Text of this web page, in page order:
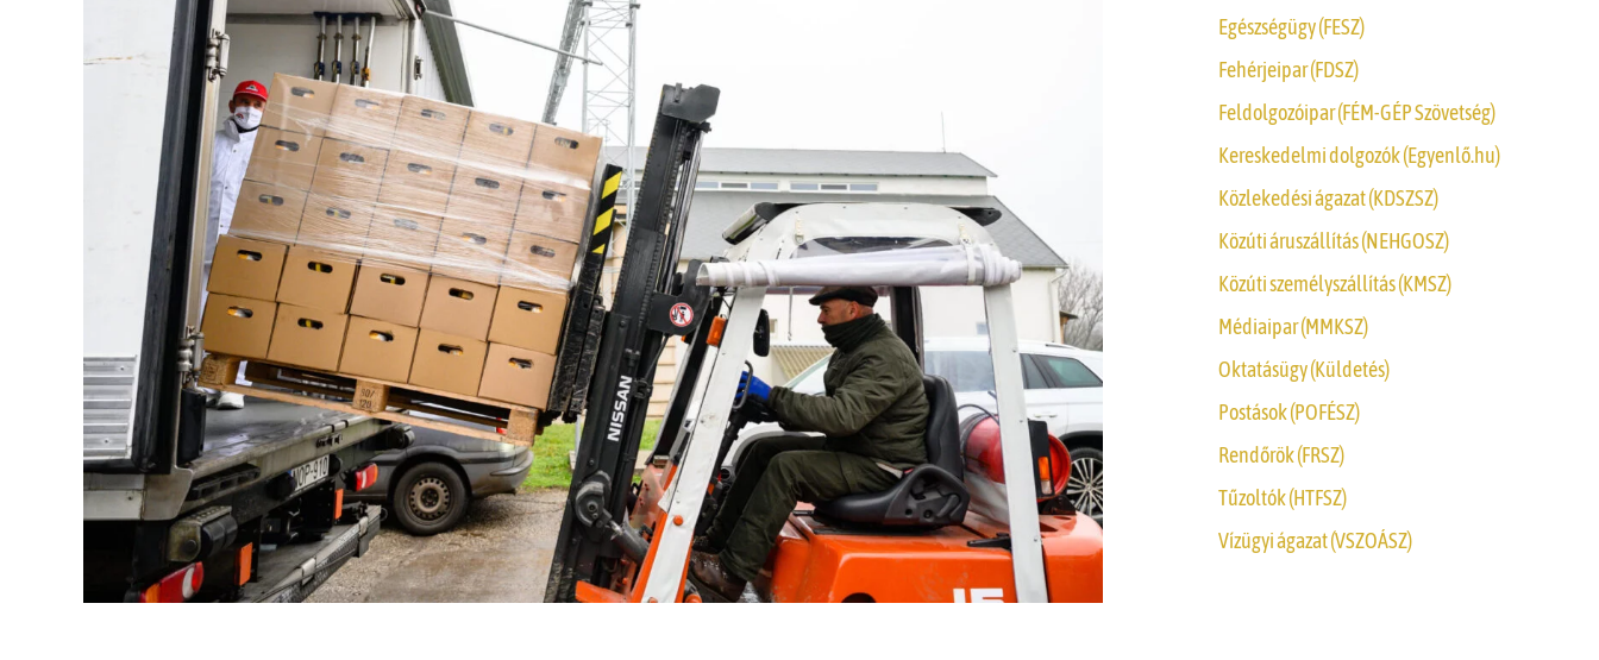
Egészségügy (FESZ)
Fehérjeipar (FDSZ)
Feldolgozóipar (FÉM-GÉP Szövetség)
Kereskedelmi dolgozók (Egyenlő.hu)
Közlekedési ágazat (KDSZSZ)
Közúti áruszállítás (NEHGOSZ)
Közúti személyszállítás (KMSZ)
Médiaipar (MMKSZ)
Oktatásügy (Küldetés)
Postások (POFÉSZ)
Rendőrök (FRSZ)
Tűzoltók (HTFSZ)
Vízügyi ágazat (VSZOÁSZ)